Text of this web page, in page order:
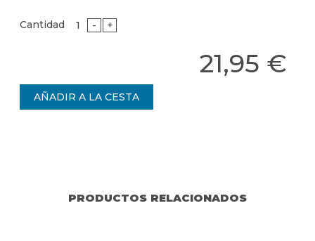
Cantidad - +
21,95 €
PRODUCTOS RELACIONADOS